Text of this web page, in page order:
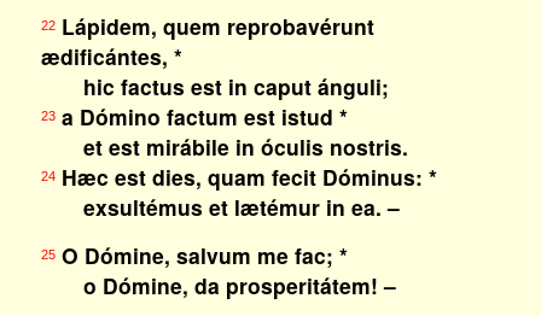
22Lápidem, quem reprobavérunt
ædificántes, *
hic factus est in caput ánguli;
23a Dómino factum est istud *
et est mirábile in óculis nostris.
24Hæc est dies, quam fecit Dóminus: *
exsultémus et lætémur in ea. –
25O Dómine, salvum me fac; *
o Dómine, da prosperitátem! –